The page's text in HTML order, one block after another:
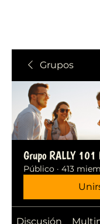
Grupos
Grupo RALLY 101
Público · 413
Discusión